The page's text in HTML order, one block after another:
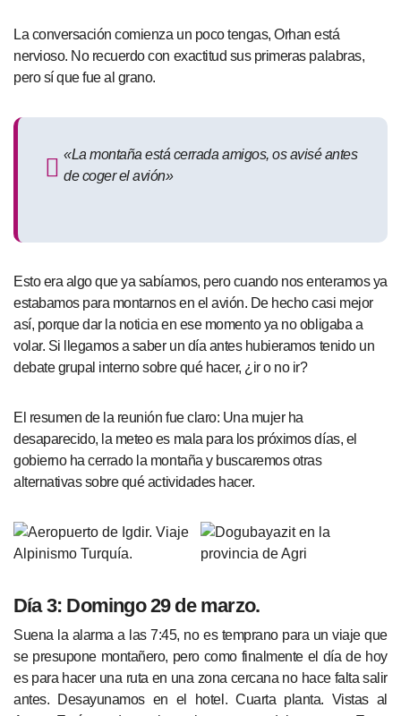
La conversación comienza un poco tengas, Orhan está
nervioso. No recuerdo con exactitud sus primeras palabras,
pero sí que fue al grano.
«La montaña está cerrada amigos, os avisé antes
de coger el avión»
Esto era algo que ya sabíamos, pero cuando nos enteramos ya
estabamos para montarnos en el avión. De hecho casi mejor
así, porque dar la noticia en ese momento ya no obligaba a
volar. Si llegamos a saber un día antes hubieramos tenido un
debate grupal interno sobre qué hacer, ¿ir o no ir?
El resumen de la reunión fue claro: Una mujer ha
desaparecido, la meteo es mala para los próximos días, el
gobierno ha cerrado la montaña y buscaremos otras
alternativas sobre qué actividades hacer.
Día 3: Domingo 29 de marzo.
Suena la alarma a las 7:45, no es temprano para un viaje que
se presupone montañero, pero como finalmente el día de hoy
es para hacer una ruta en una zona cercana no hace falta salir
antes. Desayunamos en el hotel. Cuarta planta. Vistas al